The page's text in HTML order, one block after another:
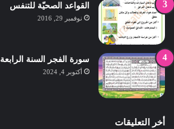
القواعد الصحيّة للتنفس
نوفمبر 29, 2016
سورة الفجر السنة الرابعة
أكتوبر 4, 2024
أخر التعليقات